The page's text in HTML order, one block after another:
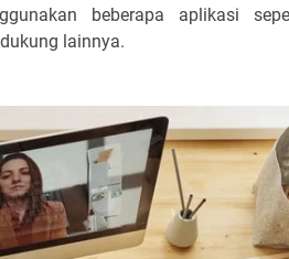
beberapa aplikasi
lainnya.